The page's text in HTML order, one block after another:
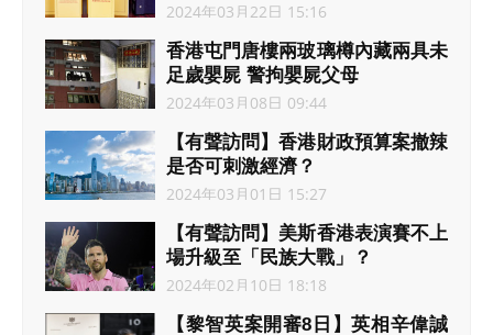
2024年03月22日 15:16
香港屯門唐樓兩玻璃樽內藏兩具未
足歲嬰屍 警拘嬰屍父母
2024年03月08日 09:44
【有聲訪問】香港財政預算案撤辣
是否可刺激經濟？
2024年03月01日 15:27
【有聲訪問】美斯香港表演賽不上
場升級至「民族大戰」？
2024年02月10日 18:18
【黎智英案開審8日】英相辛偉誠